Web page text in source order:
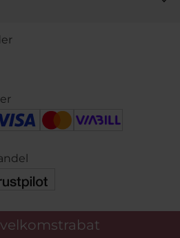
velkomstrabat